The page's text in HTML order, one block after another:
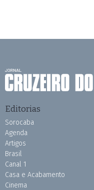
Editorias
Sorocaba
Agenda
Artigos
Brasil
Canal 1
Casa e Acabamento
Cinema